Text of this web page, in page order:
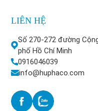
LIÊN HỆ
Số 270-272 đường
phố Hồ Chí Minh
0916046039
info@huphaco.com